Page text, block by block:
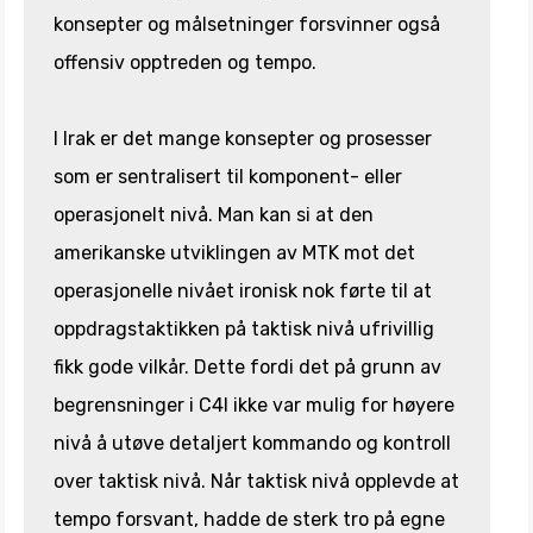
konsepter og målsetninger forsvinner også
offensiv opptreden og tempo.
I Irak er det mange konsepter og prosesser
som er sentralisert til komponent- eller
operasjonelt nivå. Man kan si at den
amerikanske utviklingen av MTK mot det
operasjonelle nivået ironisk nok førte til at
oppdragstaktikken på taktisk nivå ufrivillig
fikk gode vilkår. Dette fordi det på grunn av
begrensninger i C4I ikke var mulig for høyere
nivå å utøve detaljert kommando og kontroll
over taktisk nivå. Når taktisk nivå opplevde at
tempo forsvant, hadde de sterk tro på egne